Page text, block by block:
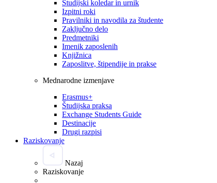
Študijski koledar in urnik
Izpitni roki
Pravilniki in navodila za študente
Zaključno delo
Predmetniki
Imenik zaposlenih
Knjižnica
Zaposlitve, štipendije in prakse
Mednarodne izmenjave
Erasmus+
Študijska praksa
Exchange Students Guide
Destinacije
Drugi razpisi
Raziskovanje
Nazaj
Raziskovanje